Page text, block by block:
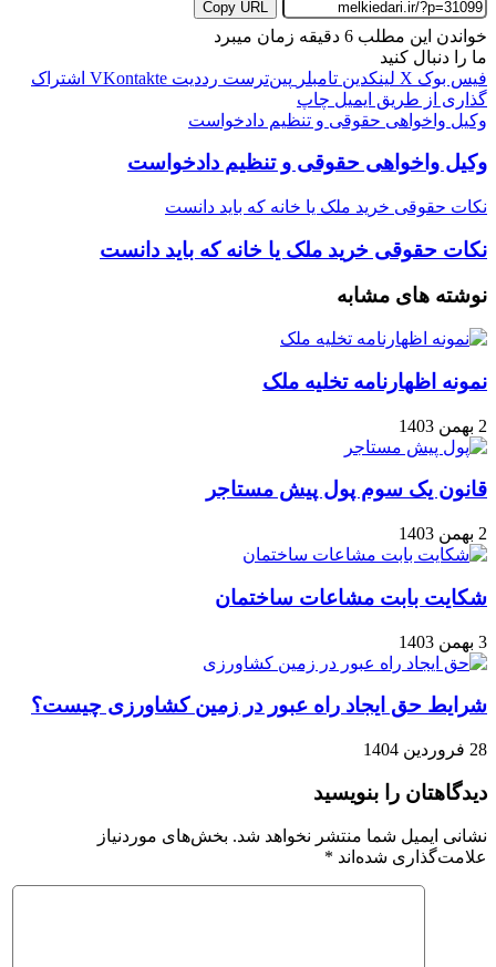
Copy URL
خواندن این مطلب 6 دقیقه زمان میبرد
ما را دنبال کنید
فیس بوک X لینکدین ‫تامبلر ‫پین‌ترست ‫رددیت ‫VKontakte اشتراک
گذاری از طریق ایمیل چاپ
وکیل واخواهی حقوقی و تنظیم دادخواست
وکیل واخواهی حقوقی و تنظیم دادخواست
نکات حقوقی خرید ملک یا خانه که باید دانست
نکات حقوقی خرید ملک یا خانه که باید دانست
نوشته های مشابه
نمونه اظهارنامه تخلیه ملک
2 بهمن 1403
قانون یک سوم پول پیش مستاجر
2 بهمن 1403
شکایت بابت مشاعات ساختمان
3 بهمن 1403
شرایط حق ایجاد راه عبور در زمین کشاورزی چیست؟
28 فروردین 1404
دیدگاهتان را بنویسید
نشانی ایمیل شما منتشر نخواهد شد. بخش‌های موردنیاز
علامت‌گذاری شده‌اند *